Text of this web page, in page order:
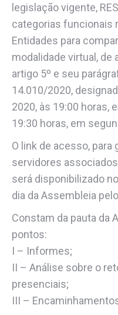
legislação vigente,
categorias funcionais
Entidades para
modalidade virtual,
artigo 5º e seu
14.010/2020,
2020, às 19:00 horas,
19:30 horas, em
O link de acesso, para
servidores
será disponibilizado
dia da Assembleia
Constam da pauta da
pontos:
I – Informes;
II – Análise sobre o
presenciais;
III –